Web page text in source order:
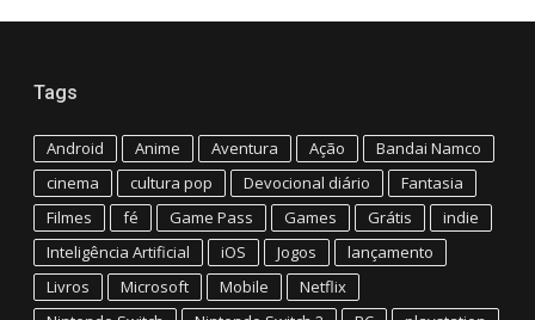
Tags
Android Anime Aventura Ação
Bandai Namco
cinema
cultura pop Devocional diário
Fantasia
Filmes
fé Game Pass Games Grátis
indie
Inteligência Artificial
iOS Jogos
lançamento
Livros
Microsoft Mobile
Netflix